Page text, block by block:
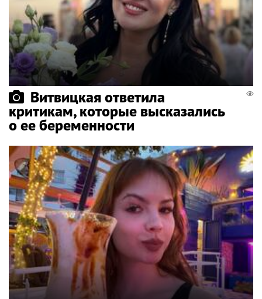
Витвицкая ответила
критикам, которые высказались
о ее беременности